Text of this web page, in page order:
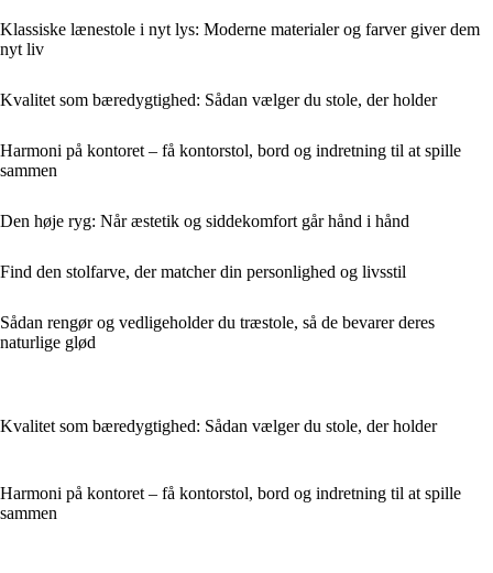
Klassiske lænestole i nyt lys: Moderne materialer og farver giver dem
nyt liv
Kvalitet som bæredygtighed: Sådan vælger du stole, der holder
Harmoni på kontoret – få kontorstol, bord og indretning til at spille
sammen
Den høje ryg: Når æstetik og siddekomfort går hånd i hånd
Find den stolfarve, der matcher din personlighed og livsstil
Sådan rengør og vedligeholder du træstole, så de bevarer deres
naturlige glød
Kvalitet som bæredygtighed: Sådan vælger du stole, der holder
Harmoni på kontoret – få kontorstol, bord og indretning til at spille
sammen